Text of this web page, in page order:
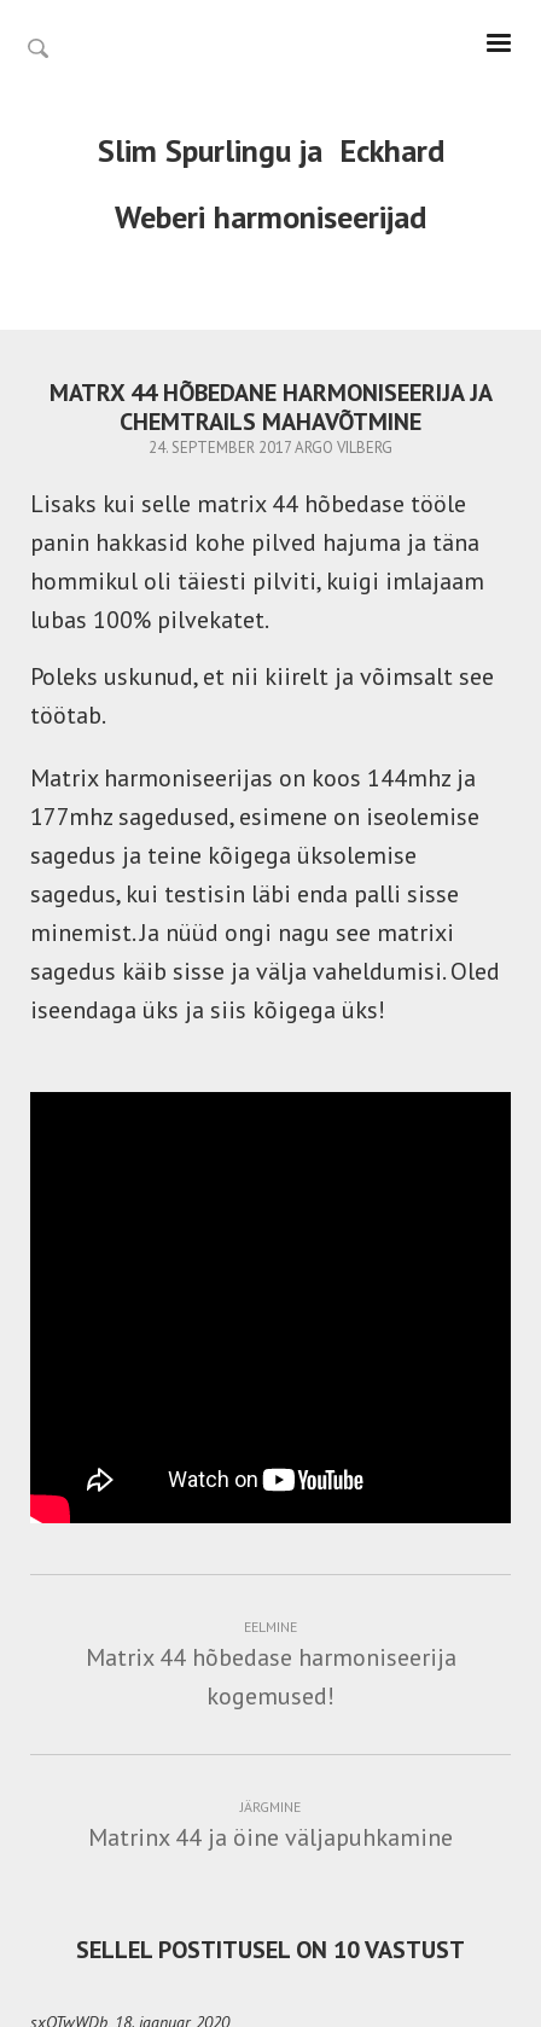
Slim Spurlingu ja Eckhard
Weberi harmoniseerijad
MATRX 44 HÕBEDANE HARMONISEERIJA JA
CHEMTRAILS MAHAVÕTMINE
24. SEPTEMBER 2017ARGO VILBERG
Lisaks kui selle matrix 44 hõbedase tööle
panin hakkasid kohe pilved hajuma ja täna
hommikul oli täiesti pilviti, kuigi imlajaam
lubas 100% pilvekatet.
Poleks uskunud, et nii kiirelt ja võimsalt see
töötab.
Matrix harmoniseerijas on koos 144mhz ja
177mhz sagedused, esimene on iseolemise
sagedus ja teine kõigega üksolemise
sagedus, kui testisin läbi enda palli sisse
minemist. Ja nüüd ongi nagu see matrixi
sagedus käib sisse ja välja vaheldumisi. Oled
iseendaga üks ja siis kõigega üks!
EELMINE
Matrix 44 hõbedase harmoniseerija
kogemused!
JÄRGMINE
Matrinx 44 ja öine väljapuhkamine
SELLEL POSTITUSEL ON 10 VASTUST
sxOTwWDb, 18. jaanuar 2020